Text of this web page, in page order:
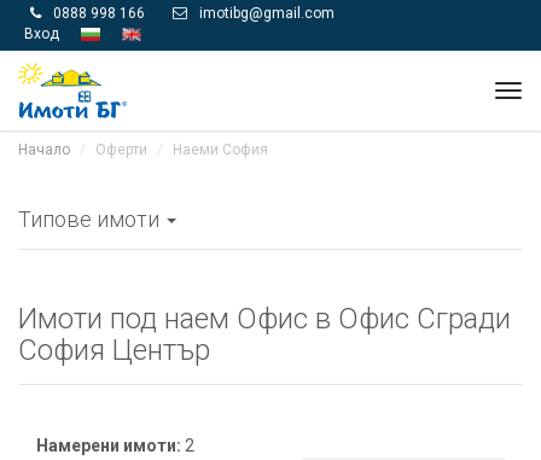
 0888 998 166 
imotibg@gmail.com
Вход
Начало Оферти Наеми София
Типове имоти
Имоти под наем Офис в Офис Сгради
София Център
Намерени имоти: 2